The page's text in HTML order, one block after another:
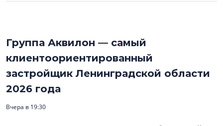
Группа Аквилон — самый
клиентоориентированный
застройщик Ленинградской области
2026 года
Вчера в 19:30